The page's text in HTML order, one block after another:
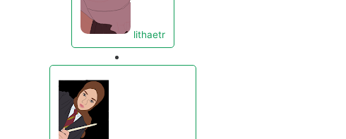
lithaetr